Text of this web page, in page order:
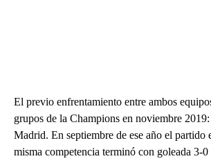
El previo enfrentamiento entre ambos
grupos de la Champions en noviembre
Madrid. En septiembre de ese año el partido
misma competencia terminó con goleada 3-0